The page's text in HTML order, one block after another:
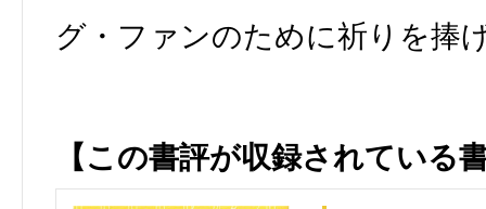
グ・ファンのために祈りを捧
【この書評が収録されている